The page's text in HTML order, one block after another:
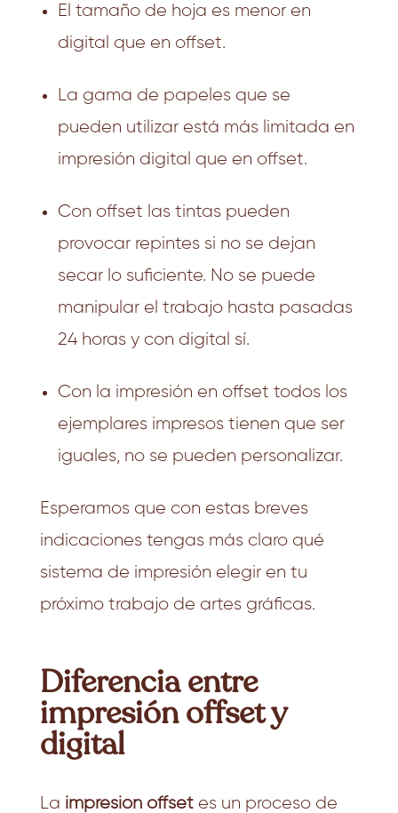
El tamaño de hoja es menor en
digital que en offset.
La gama de papeles que se
pueden utilizar está más limitada en
impresión digital que en offset.
Con offset las tintas pueden
provocar repintes si no se dejan
secar lo suficiente. No se puede
manipular el trabajo hasta pasadas
24 horas y con digital sí.
Con la impresión en offset todos los
ejemplares impresos tienen que ser
iguales, no se pueden personalizar.
Esperamos que con estas breves
indicaciones tengas más claro qué
sistema de impresión elegir en tu
próximo trabajo de artes gráficas.
Diferencia entre
impresión offset y
digital
La impresión offsetes un proceso de